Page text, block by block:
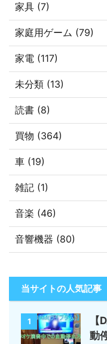
家具 (7)
家庭用ゲーム (79)
家電 (117)
未分類 (13)
読書 (8)
買物 (364)
車 (19)
雑記 (1)
音楽 (46)
音響機器 (80)
当サイトの人気記事
1
動